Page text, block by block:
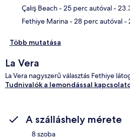
Çalış Beach- 25 perc autóval-
Fethiye Marina- 28 perc autóval-
Több mutatása
La Vera
La Vera nagyszerű választás Fethiye
Tudnivalók a lemondással
A szálláshely mérete
8 szoba